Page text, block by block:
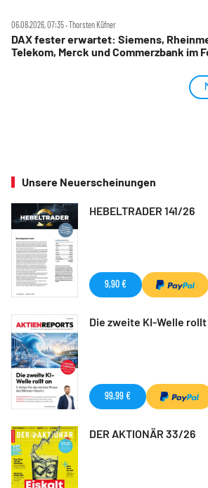
06.08.2026, 07:35 ‧ Thorsten Küfner
DAX fester erwartet: Siemens,
Telekom, Merck und Commerzbank im
Unsere Neuerscheinungen
HEBELTRADER 141/26
9,90 €
Die zweite KI-Welle rollt
99,99 €
DER AKTIONÄR 33/26